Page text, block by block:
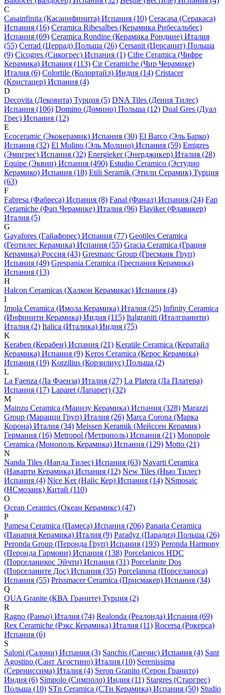
C
Casainfinita (Касаинфинита) Испания (10) Ceracasa (Серакаса)
Испания (16) Ceramica Ribesalbes (Керамика Рибесальбес)
Испания (69) Ceramica Rondine (Керамика Рондине) Италия
(55) Cerrad (Церрад) Польша (26) Cersanit (Церсанит) Польша
(9) Cicogres (Сикогрес) Испания (1) Cifre Ceramica (Чифре
Керамика) Испания (113) Cir Ceramiche (Чир Черамике)
Италия (6) Colortile (Колортайл) Индия (14) Cristacer
(Кристацер) Испания (4)
D
Decovita (Дековита) Турция (5) DNA Tiles (Дения Тилес)
Испания (106) Domino (Домино) Польша (12) Dual Gres (Дуал
Грес) Испания (12)
E
Ecoceramic (Экокерамик) Испания (30) El Barco (Эль Барко)
Испания (32) El Molino (Эль Молино) Испания (59) Emigres
(Эмигрес) Испания (32) Energieker (Энерджикер) Италия (28)
Equipe (Эквип) Испания (490) Estudio Ceramico (Эстудио
Керамико) Испания (18) Etili Seramik (Этили Серамик) Турция
(63)
F
Fabresa (Фабреса) Испания (8) Fanal (Фанал) Испания (24) Fap
Ceramiche (Фап Черамике) Италия (96) Flaviker (Флавикер)
Италия (5)
G
Gayafores (Гайафорес) Испания (77) Geotiles Ceramica
(Геотилес Керамика) Испания (55) Gracia Ceramica (Грация
Керамика) Россия (43) Gresmanc Group (Гресманк Груп)
Испания (49) Grespania Ceramica (Греспания Керамика)
Испания (13)
H
Halcon Ceramicas (Халкон Керамикас) Испания (4)
I
Imola Ceramica (Имола Керамика) Италия (25) Infinity Ceramica
(Инфинити Керамика) Индия (115) Italgraniti (Италгранити)
Италия (2) Italica (Италика) Индия (75)
K
Keraben (Керабен) Испания (21) Keratile Ceramica (Кератайл
Керамика) Испания (9) Keros Ceramica (Керос Керамика)
Испания (19) Korzilius (Корзилиус) Польша (2)
L
La Faenza (Ла Фаенза) Италия (27) La Platera (Ла Платера)
Испания (17) Laparet (Лапарет) (32)
M
Mainzu Ceramica (Маинзу Керамика) Испания (328) Marazzi
Group (Марацци Груп) Италия (26) Marca Corona (Марка
Корона) Италия (34) Meissen Keramik (Мейсcен Керамик)
Германия (16) Metropol (Метрополь) Испания (21) Monopole
Ceramica (Монополь Керамика) Испания (129) Motto (21)
N
Nanda Tiles (Нанда Тилес) Испания (63) Navarti Ceramica
(Наварти Керамика) Испания (12) New Tiles (Нью Тилес)
Испания (4) Nice Ker (Найс Кер) Испания (14) NSmosaic
(НСмозаик) Китай (110)
O
Ocean Ceramics (Океан Керамикс) (47)
P
Pamesa Ceramica (Памеса) Испания (206) Panaria Ceramica
(Панария Керамика) Италия (9) Paradyz (Парадиз) Польша (26)
Peronda Group (Перонда Груп) Испания (193) Peronda Harmony
(Перонда Гармони) Испания (138) Porcelanicos HDC
(Порселаникос Эйчти) Испания (31) Porcelanite Dos
(Порселаните Дос) Испания (35) Porcelanosa (Порселаноса)
Испания (55) Prissmacer Ceramica (Присмакер) Испания (34)
Q
QUA Granite (КВА Граните) Турция (2)
R
Ragno (Раньо) Италия (74) Realonda (Реалонда) Испания (69)
Rex Ceramiche (Рэкс Керамика) Италия (11) Rocersa (Рокерса)
Испания (6)
S
Saloni (Салони) Испания (3) Sanchis (Санчис) Испания (4) Sant
Agostino (Сант Агостино) Италия (10) Serenissima
(Серениссима) Италия (4) Seron Granito (Серон Гранито)
Индия (6) Simpolo (Симполо) Индия (11) Stargres (Старгрес)
Польша (10) STn Ceramica (СТн Керамика) Испания (50) Studio